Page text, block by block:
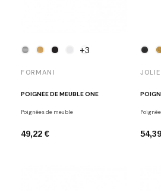
+3
FORMANI
POIGNÉE DE MEUBLE ONE
Poignées de meuble
49,22 €
JOLIE